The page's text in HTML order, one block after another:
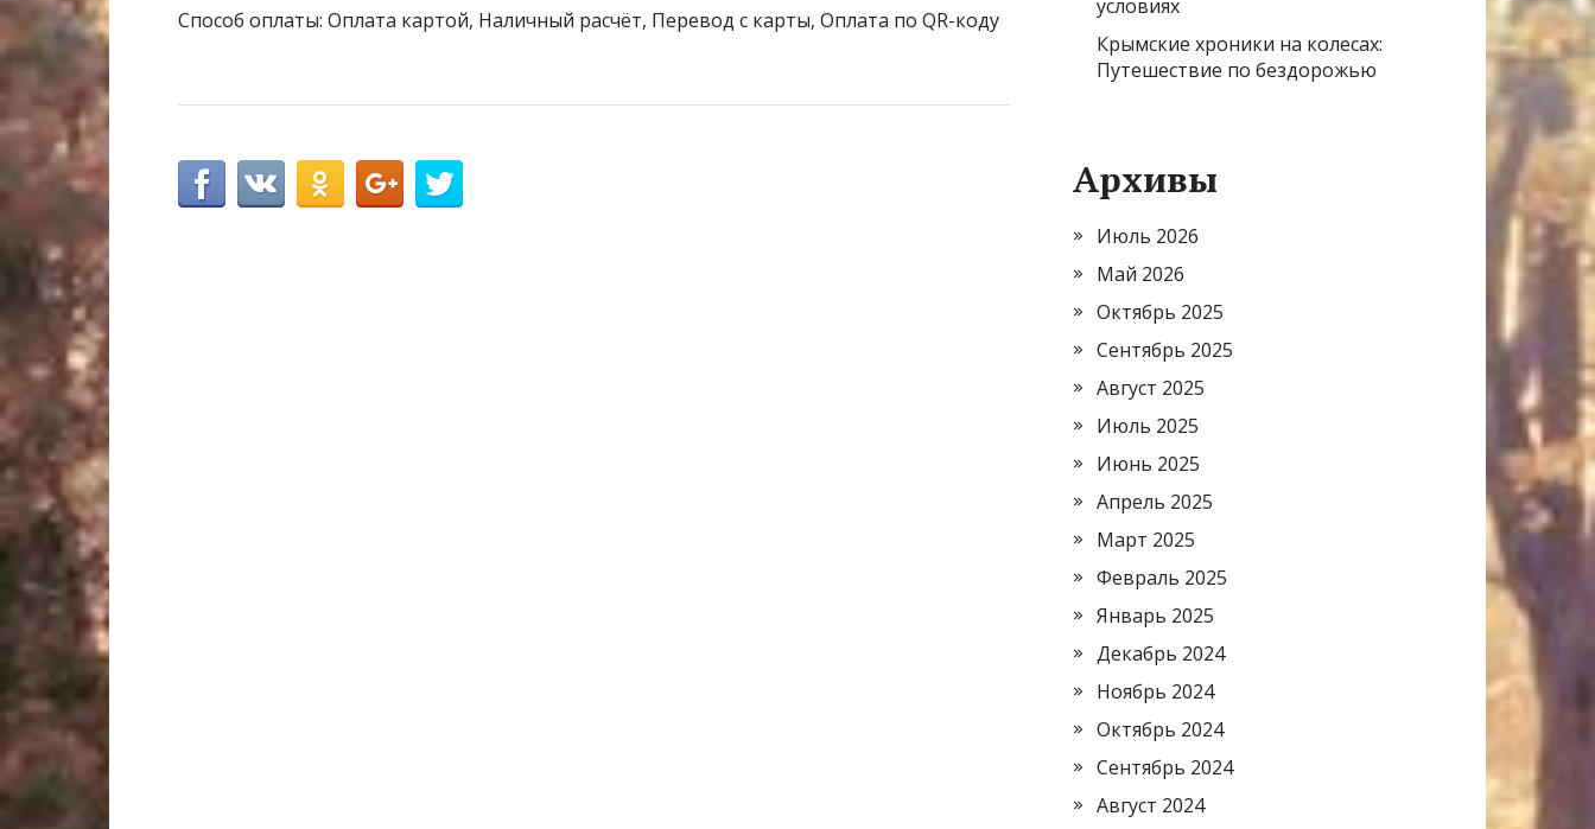
Способ оплаты: Оплата картой, Наличный расчёт, Перевод с карты, Оплата по QR-коду
условиях
Крымские хроники на колесах:
Путешествие по бездорожью
Архивы
Июль 2026
Май 2026
Октябрь 2025
Сентябрь 2025
Август 2025
Июль 2025
Июнь 2025
Апрель 2025
Март 2025
Февраль 2025
Январь 2025
Декабрь 2024
Ноябрь 2024
Октябрь 2024
Сентябрь 2024
Август 2024